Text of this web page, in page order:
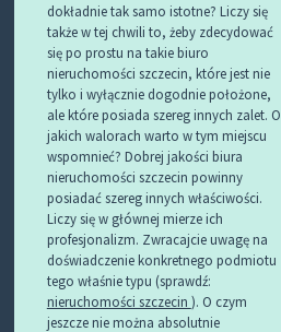
dokładnie tak samo istotne? Liczy się
także w tej chwili to, żeby zdecydować
się po prostu na takie biuro
nieruchomości szczecin, które jest nie
tylko i wyłącznie dogodnie położone,
ale które posiada szereg innych zalet. O
jakich walorach warto w tym miejscu
wspomnieć? Dobrej jakości biura
nieruchomości szczecin powinny
posiadać szereg innych właściwości.
Liczy się w głównej mierze ich
profesjonalizm. Zwracajcie uwagę na
doświadczenie konkretnego podmiotu
tego właśnie typu (sprawdź:
nieruchomości szczecin ). O czym
jeszcze nie można absolutnie